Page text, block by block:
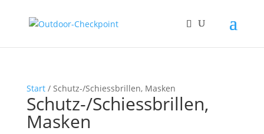
Start/ Schutz-/Schiessbrillen, Masken
Schutz-/Schiessbrillen,
Masken